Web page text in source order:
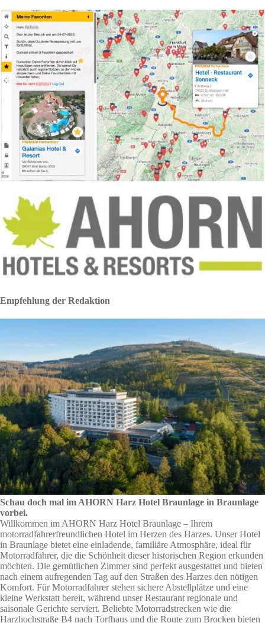
Empfehlung der Redaktion
Schau doch mal im AHORN Harz Hotel Braunlage in Braunlage
vorbei.
Willkommen im AHORN Harz Hotel Braunlage – Ihrem
motorradfahrerfreundlichen Hotel im Herzen des Harzes. Unser Hotel
in Braunlage bietet eine einladende, familiäre Atmosphäre, ideal für
Motorradfahrer, die die Schönheit dieser historischen Region erkunden
möchten. Die gemütlichen Zimmer sind perfekt ausgestattet und bieten
nach einem aufregenden Tag auf den Straßen des Harzes den nötigen
Komfort. Für Motorradfahrer stehen sichere Abstellplätze und eine
kleine Werkstatt bereit, während unser Restaurant regionale und
saisonale Gerichte serviert. Beliebte Motorradstrecken wie die
Harzhochstraße B4 nach Torfhaus und die Route zum Brocken bieten